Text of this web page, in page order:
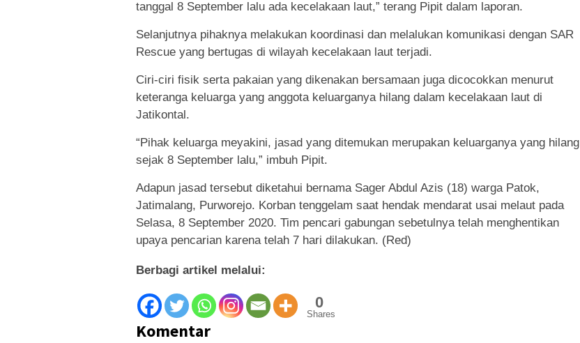
tanggal 8 September lalu ada kecelakaan laut,” terang Pipit dalam laporan.
Selanjutnya pihaknya melakukan koordinasi dan melalukan komunikasi dengan SAR
Rescue yang bertugas di wilayah kecelakaan laut terjadi.
Ciri-ciri fisik serta pakaian yang dikenakan bersamaan juga dicocokkan menurut
keteranga keluarga yang anggota keluarganya hilang dalam kecelakaan laut di
Jatikontal.
“Pihak keluarga meyakini, jasad yang ditemukan merupakan keluarganya yang hilang
sejak 8 September lalu,” imbuh Pipit.
Adapun jasad tersebut diketahui bernama Sager Abdul Azis (18) warga Patok,
Jatimalang, Purworejo. Korban tenggelam saat hendak mendarat usai melaut pada
Selasa, 8 September 2020. Tim pencari gabungan sebetulnya telah menghentikan
upaya pencarian karena telah 7 hari dilakukan. (Red)
Berbagi artikel melalui:
0
Shares
Komentar